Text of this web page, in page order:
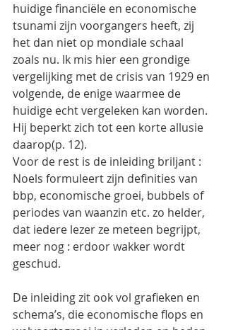
huidige financiële en economische
tsunami zijn voorgangers heeft, zij
het dan niet op mondiale schaal
zoals nu. Ik mis hier een grondige
vergelijking met de crisis van 1929 en
volgende, de enige waarmee de
huidige echt vergeleken kan worden.
Hij beperkt zich tot een korte allusie
daarop(p. 12).
Voor de rest is de inleiding briljant :
Noels formuleert zijn definities van
bbp, economische groei, bubbels of
periodes van waanzin etc. zo helder,
dat iedere lezer ze meteen begrijpt,
meer nog : erdoor wakker wordt
geschud.
De inleiding zit ook vol grafieken en
schema’s, die economische flops en